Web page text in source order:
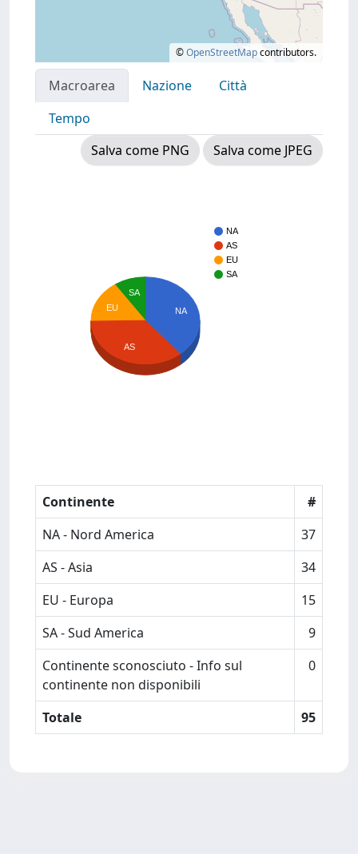
©OpenStreetMapcontributors.
Macroarea Nazione
Città
Tempo
Salva come PNG
Salva come JPEG
NA
AS
EU
SA
NA
SA
EU
AS
Continente
#
NA - Nord America
37
AS - Asia
34
EU - Europa
15
SA - Sud America
9
Continente sconosciuto - Info sul
continente non disponibili
0
Totale 95